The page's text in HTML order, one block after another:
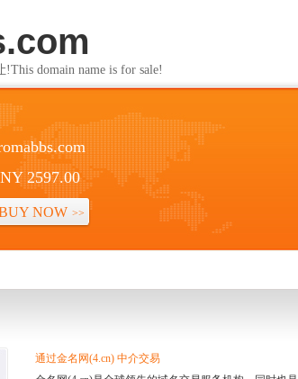
domain name is for sale!
2597.00
NOW >>
通过金名网(4.cn) 中介交易